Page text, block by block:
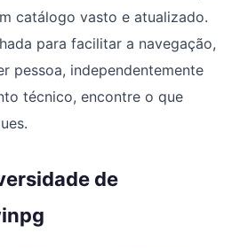
catálogo vasto e atualizado.
para facilitar a navegação,
pessoa, independentemente
técnico, encontre o que
de